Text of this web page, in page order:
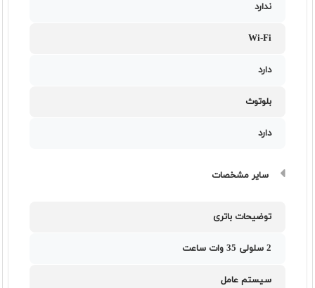
ندارد
Wi-Fi
دارد
بلوتوث
دارد
سایر مشخصات
توضیحات باتری
2 سلولی 35 وات ساعت
سیستم عامل